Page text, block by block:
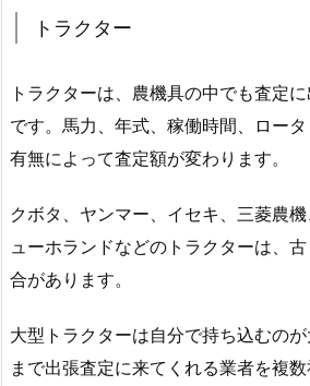
トラクター
トラクターは、農機具の中でも査定
です。馬力、年式、稼働時間、ロー
有無によって査定額が変わります。
クボタ、ヤンマー、イセキ、三菱農
ューホランドなどのトラクターは、
合があります。
大型トラクターは自分で持ち込むの
まで出張査定に来てくれる業者を複